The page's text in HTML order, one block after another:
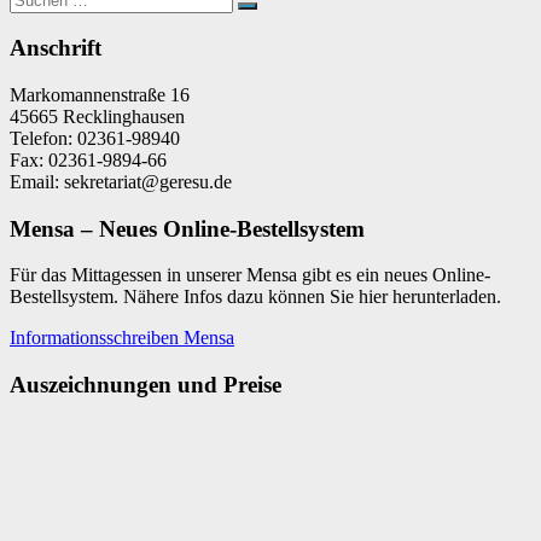
nach:
Suchen
Anschrift
Markomannenstraße 16
45665 Recklinghausen
Telefon: 02361-98940
Fax: 02361-9894-66
Email: sekretariat@geresu.de
Mensa – Neues Online-Bestellsystem
Für das Mittagessen in unserer Mensa gibt es ein neues Online-
Bestellsystem. Nähere Infos dazu können Sie hier herunterladen.
Informationsschreiben Mensa
Auszeichnungen und Preise